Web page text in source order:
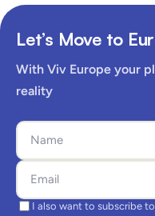
Let’s Move to
With Viv Europe your
reality
I also want to subscribe